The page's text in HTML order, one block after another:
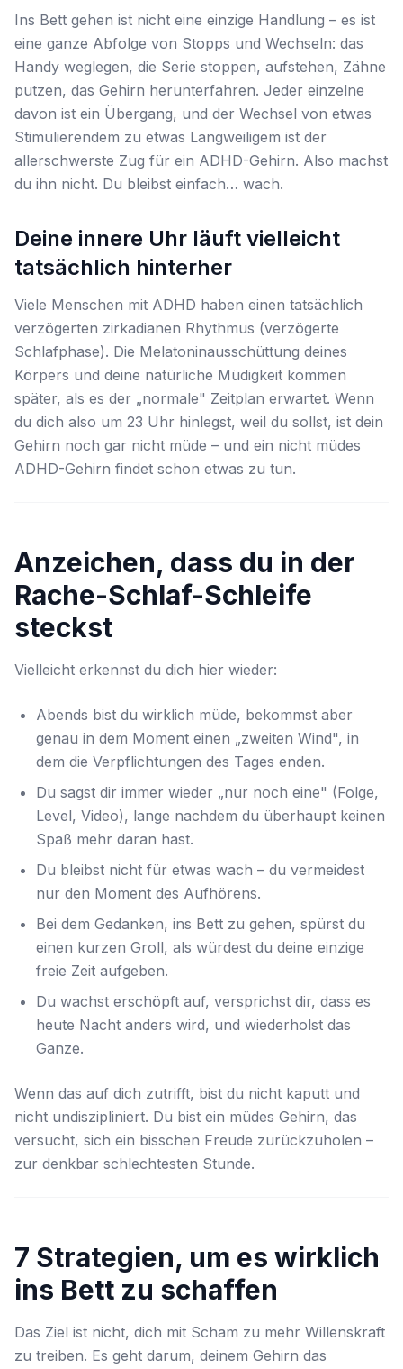
Ins Bett gehen ist nicht eine einzige Handlung – es ist
eine ganze Abfolge von Stopps und Wechseln: das
Handy weglegen, die Serie stoppen, aufstehen, Zähne
putzen, das Gehirn herunterfahren. Jeder einzelne
davon ist ein Übergang, und der Wechsel von etwas
Stimulierendem zu etwas Langweiligem ist der
allerschwerste Zug für ein ADHD-Gehirn. Also machst
du ihn nicht. Du bleibst einfach… wach.
Deine innere Uhr läuft vielleicht
tatsächlich hinterher
Viele Menschen mit ADHD haben einen tatsächlich
verzögerten zirkadianen Rhythmus (verzögerte
Schlafphase). Die Melatoninausschüttung deines
Körpers und deine natürliche Müdigkeit kommen
später, als es der „normale" Zeitplan erwartet. Wenn
du dich also um 23 Uhr hinlegst, weil du sollst, ist dein
Gehirn noch gar nicht müde – und ein nicht müdes
ADHD-Gehirn findet schon etwas zu tun.
Anzeichen, dass du in der
Rache-Schlaf-Schleife
steckst
Vielleicht erkennst du dich hier wieder:
Abends bist du wirklich müde, bekommst aber
genau in dem Moment einen „zweiten Wind", in
dem die Verpflichtungen des Tages enden.
Du sagst dir immer wieder „nur noch eine" (Folge,
Level, Video), lange nachdem du überhaupt keinen
Spaß mehr daran hast.
Du bleibst nicht für etwas wach – du vermeidest
nur den Moment des Aufhörens.
Bei dem Gedanken, ins Bett zu gehen, spürst du
einen kurzen Groll, als würdest du deine einzige
freie Zeit aufgeben.
Du wachst erschöpft auf, versprichst dir, dass es
heute Nacht anders wird, und wiederholst das
Ganze.
Wenn das auf dich zutrifft, bist du nicht kaputt und
nicht undiszipliniert. Du bist ein müdes Gehirn, das
versucht, sich ein bisschen Freude zurückzuholen –
zur denkbar schlechtesten Stunde.
7 Strategien, um es wirklich
ins Bett zu schaffen
Das Ziel ist nicht, dich mit Scham zu mehr Willenskraft
zu treiben. Es geht darum, deinem Gehirn das